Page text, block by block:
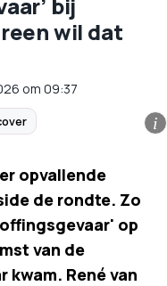
wil dat
om 09:37
i
opvallende
de rondte. Zo
op
van de
kwam. René van